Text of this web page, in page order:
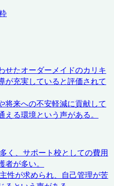
せたオーダーメイドのカリキ
が充実していると評価されて
将来への不安軽減に貢献して
る環境という声がある。
く、サポート校としての費用
が多い。
性が求められ、自己管理が苦